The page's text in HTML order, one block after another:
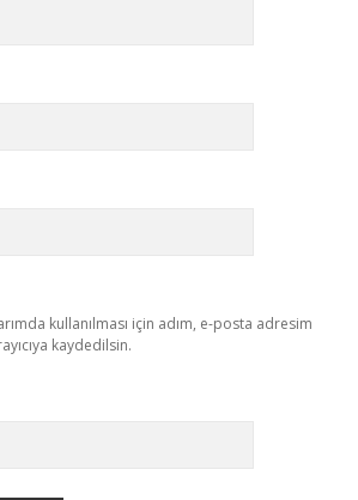
kullanılması için adım, e-posta adresim
kaydedilsin.